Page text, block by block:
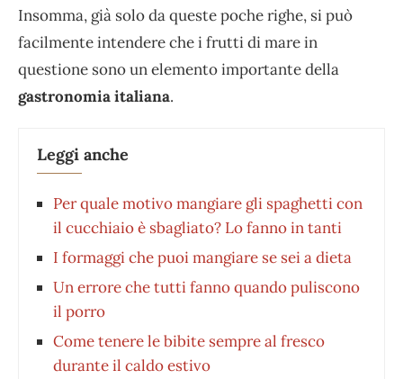
Insomma, già solo da queste poche righe, si può
facilmente intendere che i frutti di mare in
questione sono un elemento importante della
gastronomia italiana.
Leggi anche
Per quale motivo mangiare gli spaghetti con
il cucchiaio è sbagliato? Lo fanno in tanti
I formaggi che puoi mangiare se sei a dieta
Un errore che tutti fanno quando puliscono
il porro
Come tenere le bibite sempre al fresco
durante il caldo estivo